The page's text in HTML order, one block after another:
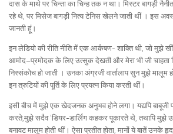
दास के माथे पर चिन्ता का चिन्ह तक न था। मिस्टर बागड़ी
रहे थे, पर मिसेज बागड़ी नित्य टेनिस खेलने जाती थीं । इस
जानती हूं।
इन लेडियो की रीति नीति में एक आर्कषण- शाक्ति थी, जो मुझे
आमोद–प्रमोदक के लिए उत्सुक देखती और मेरा भी जी चाहता
निस्संकोच हो जाती । उनका अंग्रजी वार्तालाप सुन मुझे मालूम
इन त्रुटियों की पूर्ति के लिए प्रयत्न किया करती थीं।
इसी बीच में मुझे एक खेदजनक अनुभव होने लगा। यद्यपि
करते,मुझे सदैव ‘डियर-डार्लिग कहकर पूकारते थे, तथापि मुझे
बनावट मालूम होती थीं। ऐसा प्रतीत होता, मानों ये बातें